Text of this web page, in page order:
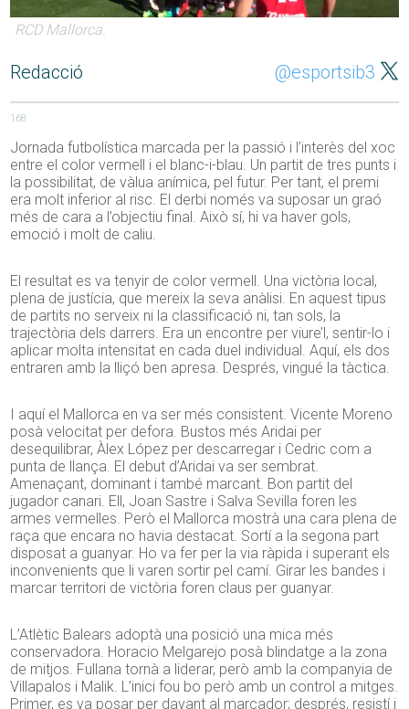
RCD Mallorca.
Redacció @esportsib3
168
Jornada futbolística marcada per la passió i l’interès del xoc
entre el color vermell i el blanc-i-blau. Un partit de tres punts i
la possibilitat, de vàlua anímica, pel futur. Per tant, el premi
era molt inferior al risc. El derbi només va suposar un graó
més de cara a l’objectiu final. Això sí, hi va haver gols,
emoció i molt de caliu.
El resultat es va tenyir de color vermell. Una victòria local,
plena de justícia, que mereix la seva anàlisi. En aquest tipus
de partits no serveix ni la classificació ni, tan sols, la
trajectòria dels darrers. Era un encontre per viure’l, sentir-lo i
aplicar molta intensitat en cada duel individual. Aquí, els dos
entraren amb la lliçó ben apresa. Després, vingué la tàctica.
I aquí el Mallorca en va ser més consistent. Vicente Moreno
posà velocitat per defora. Bustos més Aridai per
desequilibrar, Àlex López per descarregar i Cedric com a
punta de llança. El debut d’Aridai va ser sembrat.
Amenaçant, dominant i també marcant. Bon partit del
jugador canari. Ell, Joan Sastre i Salva Sevilla foren les
armes vermelles. Però el Mallorca mostrà una cara plena de
raça que encara no havia destacat. Sortí a la segona part
disposat a guanyar. Ho va fer per la via ràpida i superant els
inconvenients que li varen sortir pel camí. Girar les bandes i
marcar territori de victòria foren claus per guanyar.
L’Atlètic Balears adoptà una posició una mica més
conservadora. Horacio Melgarejo posà blindatge a la zona
de mitjos. Fullana tornà a liderar, però amb la companyia de
Villapalos i Malik. L’inici fou bo però amb un control a mitges.
Primer, es va posar per davant al marcador; després, resistí i